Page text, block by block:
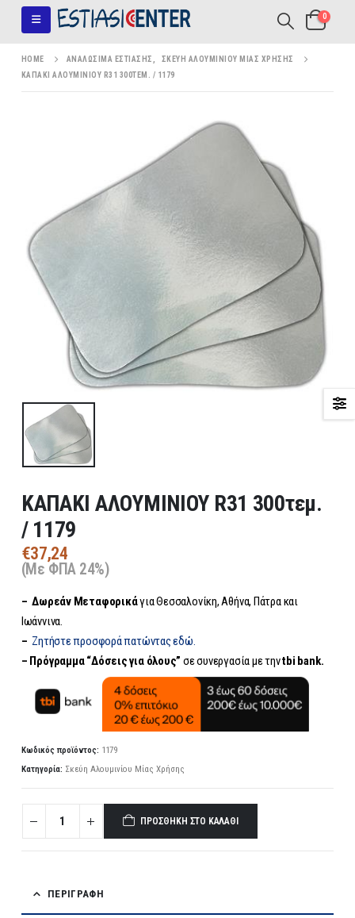
0
HOME ΑΝΑΛΏΣΙΜΑ ΕΣΤΊΑΣΗΣ
ΣΚΕΎΗ ΑΛΟΥΜΙΝΊΟΥ ΜΊΑΣ ΧΡΉΣΗΣ
ΚΑΠΑΚΙ ΑΛΟΥΜΙΝΙΟΥ R31 300ΤΕΜ. / 1179
ΚΑΠΑΚΙ ΑΛΟΥΜΙΝΙΟΥ R31 300τεμ.
/ 1179
€37,24
(Με ΦΠΑ 24%)
– Δωρεάν Μεταφορικάγια Θεσσαλονίκη, Αθήνα, Πάτρα και
Ιωάννινα.
– Ζητήστε προσφορά πατώντας εδώ.
– Πρόγραμμα “Δόσεις για όλους” σε συνεργασία με τηνtbi bank.
Κωδικός προϊόντος: 1179
Κατηγορία: Σκεύη Αλουμινίου Μίας Χρήσης
ΠΡΟΣΘΉΚΗ ΣΤΟ ΚΑΛΆΘΙ
ΠΕΡΙΓΡΑΦΉ